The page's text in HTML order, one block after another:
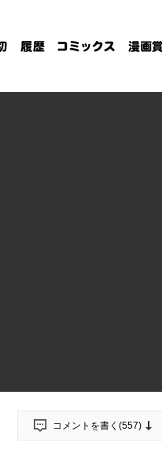
履歴 コミックス 漫画賞
コメントを書く(557)